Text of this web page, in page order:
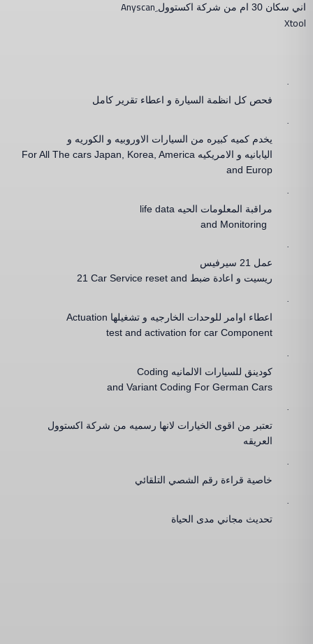
اني سكان 30 ام من شركة اكستوول ِ
Anyscan
Xtool
·
فحص كل انظمة السيارة و اعطاء تقرير كامل
·
يخدم كميه كبيره من السيارات الاوروبيه و الكوريه و
اليابانيه و الامريكيه For All The cars Japan, Korea, America
and Europ
·
مراقبة المعلومات الحيه life data
and Monitoring
·
عمل 21 سيرفيس
ريسيت و اعادة ضبط 21 Car Service reset and
·
اعطاء اوامر للوحدات الخارجيه و تشغيلها Actuation
test and activation for car Component
·
كودينق للسيارات الالمانيه Coding
and Variant Coding For German Cars
·
تعتبر من اقوى الخيارات لانها رسميه من شركة اكستوول
العريقه
·
خاصية قراءة رقم الشصي التلقائي
·
تحديث مجاني مدى الحياة